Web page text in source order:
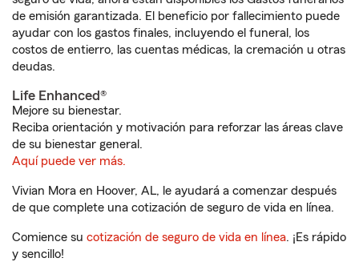
de emisión garantizada. El beneficio por fallecimiento puede
ayudar con los gastos finales, incluyendo el funeral, los
costos de entierro, las cuentas médicas, la cremación u otras
deudas.
Life Enhanced®
Mejore su bienestar.
Reciba orientación y motivación para reforzar las áreas clave
de su bienestar general.
Aquí puede ver más.
Vivian Mora en Hoover, AL, le ayudará a comenzar después
de que complete una cotización de seguro de vida en línea.
Comience su cotización de seguro de vida en línea. ¡Es rápido
y sencillo!